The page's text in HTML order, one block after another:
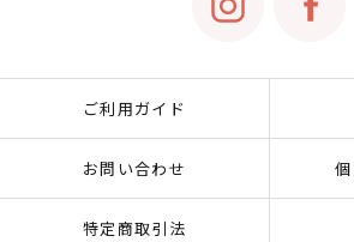
ご利用ガイド
お問い合わせ
特定商取引法